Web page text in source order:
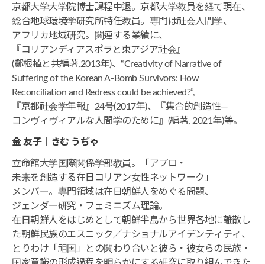
京都大学大学院博士課程中退。京都大学教員を経て現在、
総合地球環境学研究所特任教員。専門は社会人間学、
アフリカ地域研究。関連する業績に、
『コリアンディアスポラと東アジア社会』
(鄭根植と共編著,2013年)、“Creativity of Narrative of
Suffering of the Korean A-Bomb Survivors: How
Reconciliation and Redress could be achieved?”,
『京都社会学年報』24号(2017年)、『集合的創造性―
コンヴィヴィアルな人間学のために』(編著, 2021年)等。
金 友子｜きむ うぢゃ
立命館大学国際関係学部教員。「アプロ・
未来を創造する在日コリアン女性ネットワーク」
メンバー。専門領域は在日朝鮮人をめぐる問題、
ジェンダー研究・フェミニズム理論。
在日朝鮮人をはじめとして朝鮮半島から世界各地に離散し
た朝鮮民族のエスニック／ナショナルアイデンティティ、
とりわけ「祖国」との関わり合いと彼ら・彼女らの民族・